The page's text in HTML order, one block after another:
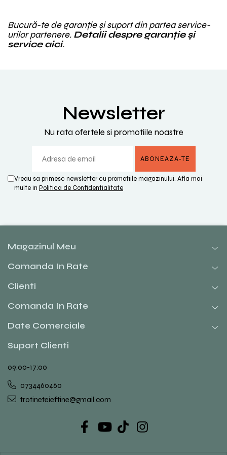
Bucură-te de garanție și suport din partea service-
urilor partenere. Detalii despre garanție și
service aici.
Newsletter
Nu rata ofertele si promotiile noastre
Vreau sa primesc newsletter cu promotiile magazinului. Afla mai
multe in Politica de Confidentialitate
Magazinul Meu
Comanda In Rate
Clienti
Comanda In Rate
Date Comerciale
Suport Clienti
09:00-17:00
0734460460
trotineteieftine@gmail.com